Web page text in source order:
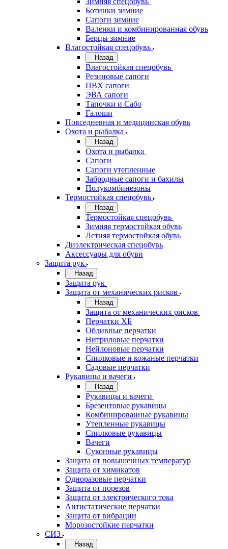
Ботинки зимние
Сапоги зимние
Валенки и комбинированная обувь
Берцы зимние
Влагостойкая спецобувь
Назад
Влагостойкая спецобувь
Резиновые сапоги
ПВХ сапоги
ЭВА сапоги
Тапочки и Сабо
Галоши
Повседневная и медицинская обувь
Охота и рыбалка
Назад
Охота и рыбалка
Сапоги
Сапоги утепленные
Забродные сапоги и бахилы
Полукомбинезоны
Термостойкая спецобувь
Назад
Термостойкая спецобувь
Зимняя термостойкая обувь
Летняя термостойкая обувь
Диэлектрическая спецобувь
Аксессуары для обуви
Защита рук
Назад
Защита рук
Защита от механических рисков
Назад
Защита от механических рисков
Перчатки ХБ
Обливные перчатки
Нитриловые перчатки
Нейлоновые перчатки
Спилковые и кожаные перчатки
Садовые перчатки
Рукавицы и вачеги
Назад
Рукавицы и вачеги
Брезентовые рукавицы
Комбинированные рукавицы
Утепленные рукавицы
Спилковые рукавицы
Вачеги
Суконные рукавицы
Защита от повышенных температур
Защита от химикатов
Одноразовые перчатки
Защита от порезов
Защита от электрического тока
Антистатические перчатки
Защита от вибрации
Морозостойкие перчатки
СИЗ
Назад